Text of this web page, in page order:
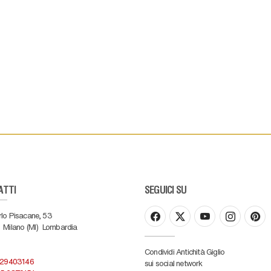
Pisacane, 53
Milano (MI) Lombardia
SEGUICI SU
Condividi Antichità Giglio
sui social network